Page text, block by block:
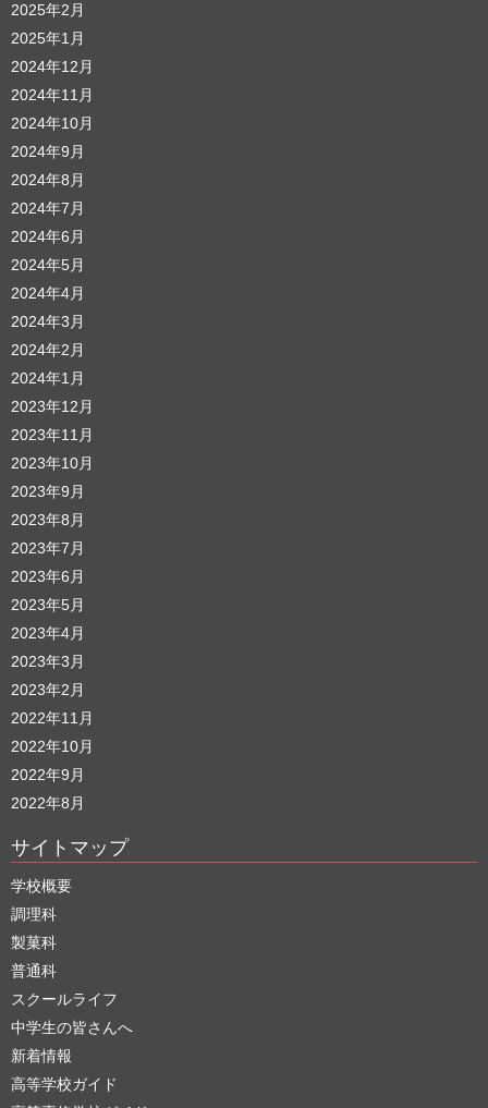
2025年2月
2025年1月
2024年12月
2024年11月
2024年10月
2024年9月
2024年8月
2024年7月
2024年6月
2024年5月
2024年4月
2024年3月
2024年2月
2024年1月
2023年12月
2023年11月
2023年10月
2023年9月
2023年8月
2023年7月
2023年6月
2023年5月
2023年4月
2023年3月
2023年2月
2022年11月
2022年10月
2022年9月
2022年8月
サイトマップ
学校概要
調理科
製菓科
普通科
スクールライフ
中学生の皆さんへ
新着情報
高等学校ガイド